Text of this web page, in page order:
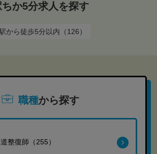
ちか5分求人を探す
から徒歩5分以内（126）
職種から探す
整復師（255）